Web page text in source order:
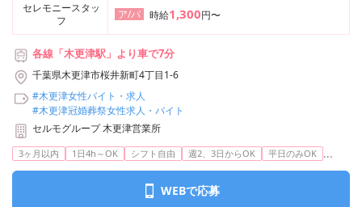
セレモニースタッ
フ
ア/パ 時給1,300円〜
各線「木更津駅」より車で7分
千葉県木更津市桜井新町4丁目1-6
#木更津女性バイト・求人
#木更津冠婚葬祭女性求人・バイト
セルモグループ 木更津営業所
3ヶ月以内 1日4h～OK シフト自由 週2、3日からOK 平日のみOK ...
WEBで応募